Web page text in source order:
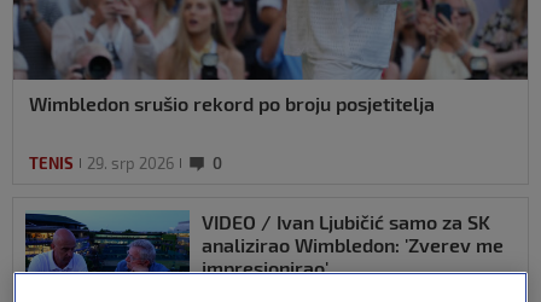
Wimbledon srušio rekord po broju posjetitelja
TENIS 29. srp 2026 0
VIDEO / Ivan Ljubičić samo za SK
analizirao Wimbledon: 'Zverev me
impresionirao'